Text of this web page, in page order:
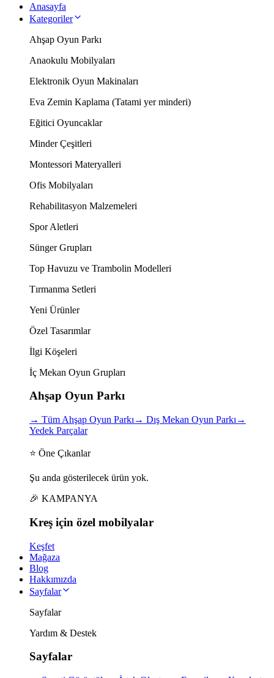
Anasayfa
Kategoriler
Ahşap Oyun Parkı
Anaokulu Mobilyaları
Elektronik Oyun Makinaları
Eva Zemin Kaplama (Tatami yer minderi)
Eğitici Oyuncaklar
Minder Çeşitleri
Montessori Materyalleri
Ofis Mobilyaları
Rehabilitasyon Malzemeleri
Spor Aletleri
Sünger Grupları
Top Havuzu ve Trambolin Modelleri
Tırmanma Setleri
Yeni Ürünler
Özel Tasarımlar
İlgi Köşeleri
İç Mekan Oyun Grupları
Ahşap Oyun Parkı
→ Tüm Ahşap Oyun Parkı → Dış Mekan Oyun Parkı →
Yedek Parçalar
⭐ Öne Çıkanlar
Şu anda gösterilecek ürün yok.
🎉 KAMPANYA
Kreş için özel mobilyalar
Keşfet
Mağaza
Blog
Hakkımızda
Sayfalar
Sayfalar
Yardım & Destek
Sayfalar